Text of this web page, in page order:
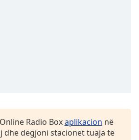
Radio Boxaplikacion në
dëgjoni stacionet tuaja të